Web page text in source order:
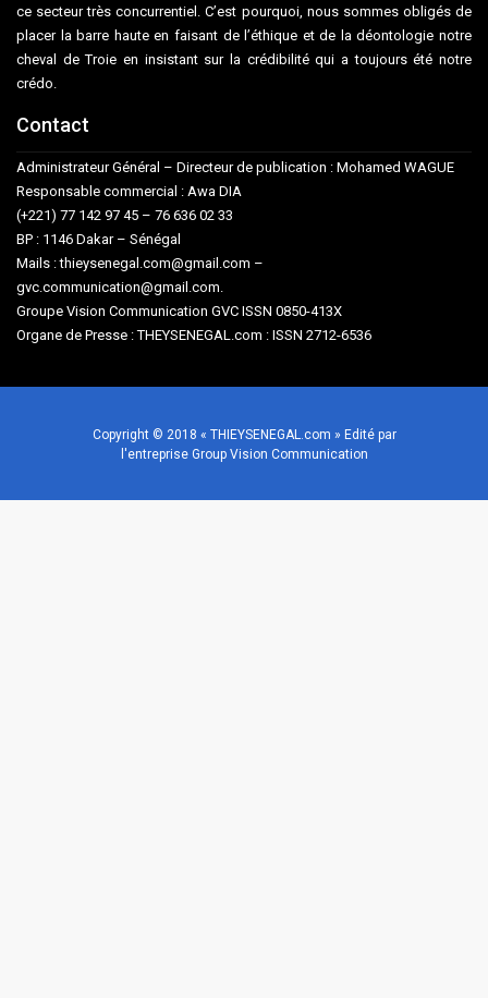
ce secteur très concurrentiel. C’est pourquoi, nous sommes obligés de
placer la barre haute en faisant de l’éthique et de la déontologie notre
cheval de Troie en insistant sur la crédibilité qui a toujours été notre
crédo.
Contact
Administrateur Général – Directeur de publication : Mohamed WAGUE
Responsable commercial : Awa DIA
(+221) 77 142 97 45 – 76 636 02 33
BP : 1146 Dakar – Sénégal
Mails : thieysenegal.com@gmail.com –
gvc.communication@gmail.com.
Groupe Vision Communication GVC ISSN 0850-413X
Organe de Presse : THEYSENEGAL.com : ISSN 2712-6536
Copyright © 2018 « THIEYSENEGAL.com » Edité par
l'entreprise Group Vision Communication